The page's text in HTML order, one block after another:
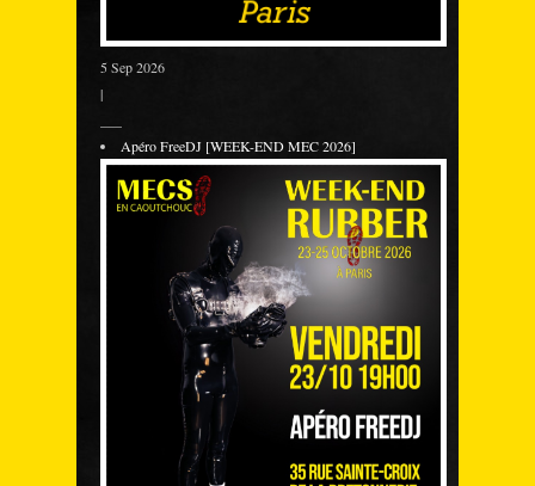
5 Sep 2026
|
Apéro FreeDJ [WEEK-END MEC 2026]